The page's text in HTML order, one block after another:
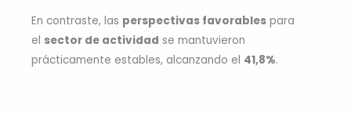
En contraste, las perspectivas favorables para
el sector de actividad se mantuvieron
prácticamente estables, alcanzando el 41,8%.